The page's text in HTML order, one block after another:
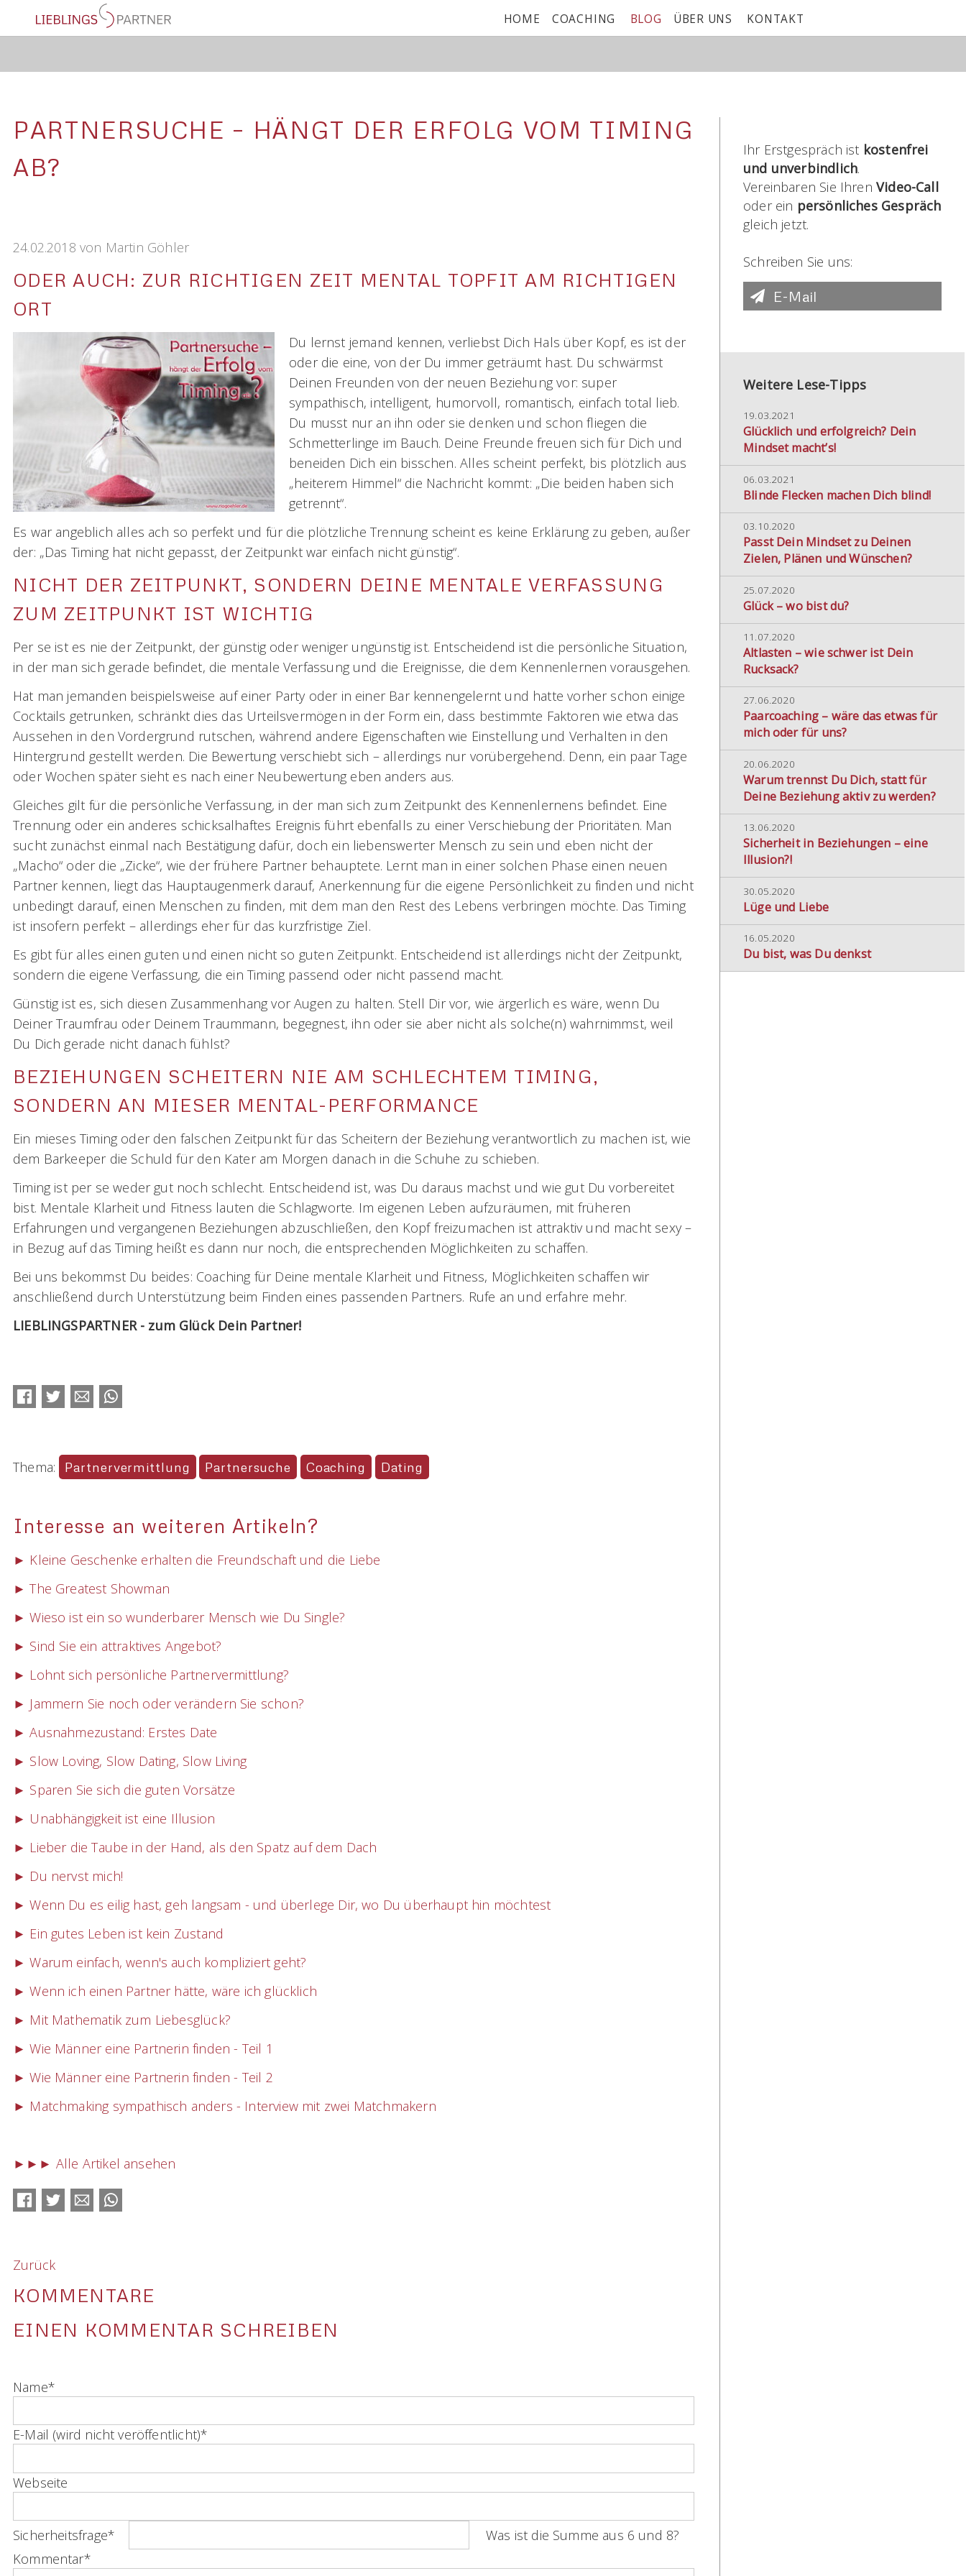
NAVIGATION
ÜBERSPRINGEN
HOME COACHING BLOG ÜBER UNS KONTAKT
PARTNERSUCHE – HÄNGT DER ERFOLG VOM TIMING
AB?
24.02.2018 von Martin Göhler
ODER AUCH: ZUR RICHTIGEN ZEIT MENTAL TOPFIT AM RICHTIGEN
ORT
Du lernst jemand kennen, verliebst Dich Hals über Kopf, es ist der
oder die eine, von der Du immer geträumt hast. Du schwärmst
Deinen Freunden von der neuen Beziehung vor: super
sympathisch, intelligent, humorvoll, romantisch, einfach total lieb.
Du musst nur an ihn oder sie denken und schon fliegen die
Schmetterlinge im Bauch. Deine Freunde freuen sich für Dich und
beneiden Dich ein bisschen. Alles scheint perfekt, bis plötzlich aus
„heiterem Himmel“ die Nachricht kommt: „Die beiden haben sich
getrennt“.
Es war angeblich alles ach so perfekt und für die plötzliche Trennung scheint es keine Erklärung zu geben, außer
der: „Das Timing hat nicht gepasst, der Zeitpunkt war einfach nicht günstig“.
NICHT DER ZEITPUNKT, SONDERN DEINE MENTALE VERFASSUNG
ZUM ZEITPUNKT IST WICHTIG
Per se ist es nie der Zeitpunkt, der günstig oder weniger ungünstig ist. Entscheidend ist die persönliche Situation,
in der man sich gerade befindet, die mentale Verfassung und die Ereignisse, die dem Kennenlernen vorausgehen.
Hat man jemanden beispielsweise auf einer Party oder in einer Bar kennengelernt und hatte vorher schon einige
Cocktails getrunken, schränkt dies das Urteilsvermögen in der Form ein, dass bestimmte Faktoren wie etwa das
Aussehen in den Vordergrund rutschen, während andere Eigenschaften wie Einstellung und Verhalten in den
Hintergrund gestellt werden. Die Bewertung verschiebt sich – allerdings nur vorübergehend. Denn, ein paar Tage
oder Wochen später sieht es nach einer Neubewertung eben anders aus.
Gleiches gilt für die persönliche Verfassung, in der man sich zum Zeitpunkt des Kennenlernens befindet. Eine
Trennung oder ein anderes schicksalhaftes Ereignis führt ebenfalls zu einer Verschiebung der Prioritäten. Man
sucht zunächst einmal nach Bestätigung dafür, doch ein liebenswerter Mensch zu sein und eben nicht der
„Macho“ oder die „Zicke“, wie der frühere Partner behauptete. Lernt man in einer solchen Phase einen neuen
Partner kennen, liegt das Hauptaugenmerk darauf, Anerkennung für die eigene Persönlichkeit zu finden und nicht
unbedingt darauf, einen Menschen zu finden, mit dem man den Rest des Lebens verbringen möchte. Das Timing
ist insofern perfekt – allerdings eher für das kurzfristige Ziel.
Es gibt für alles einen guten und einen nicht so guten Zeitpunkt. Entscheidend ist allerdings nicht der Zeitpunkt,
sondern die eigene Verfassung, die ein Timing passend oder nicht passend macht.
Günstig ist es, sich diesen Zusammenhang vor Augen zu halten. Stell Dir vor, wie ärgerlich es wäre, wenn Du
Deiner Traumfrau oder Deinem Traummann, begegnest, ihn oder sie aber nicht als solche(n) wahrnimmst, weil
Du Dich gerade nicht danach fühlst?
BEZIEHUNGEN SCHEITERN NIE AM SCHLECHTEM TIMING,
SONDERN AN MIESER MENTAL-PERFORMANCE
Ein mieses Timing oder den falschen Zeitpunkt für das Scheitern der Beziehung verantwortlich zu machen ist, wie
dem Barkeeper die Schuld für den Kater am Morgen danach in die Schuhe zu schieben.
Timing ist per se weder gut noch schlecht. Entscheidend ist, was Du daraus machst und wie gut Du vorbereitet
bist. Mentale Klarheit und Fitness lauten die Schlagworte. Im eigenen Leben aufzuräumen, mit früheren
Erfahrungen und vergangenen Beziehungen abzuschließen, den Kopf freizumachen ist attraktiv und macht sexy –
in Bezug auf das Timing heißt es dann nur noch, die entsprechenden Möglichkeiten zu schaffen.
Bei uns bekommst Du beides: Coaching für Deine mentale Klarheit und Fitness, Möglichkeiten schaffen wir
anschließend durch Unterstützung beim Finden eines passenden Partners. Rufe an und erfahre mehr.
LIEBLINGSPARTNER - zum Glück Dein Partner!
FacebookTwitterE-mail
Thema: Partnervermittlung Partnersuche Coaching Dating
Interesse an weiteren Artikeln?
► Kleine Geschenke erhalten die Freundschaft und die Liebe
► The Greatest Showman
► Wieso ist ein so wunderbarer Mensch wie Du Single?
► Sind Sie ein attraktives Angebot?
► Lohnt sich persönliche Partnervermittlung?
► Jammern Sie noch oder verändern Sie schon?
► Ausnahmezustand: Erstes Date
► Slow Loving, Slow Dating, Slow Living
► Sparen Sie sich die guten Vorsätze
► Unabhängigkeit ist eine Illusion
► Lieber die Taube in der Hand, als den Spatz auf dem Dach
► Du nervst mich!
► Wenn Du es eilig hast, geh langsam - und überlege Dir, wo Du überhaupt hin möchtest
► Ein gutes Leben ist kein Zustand
► Warum einfach, wenn's auch kompliziert geht?
► Wenn ich einen Partner hätte, wäre ich glücklich
► Mit Mathematik zum Liebesglück?
► Wie Männer eine Partnerin finden - Teil 1
► Wie Männer eine Partnerin finden - Teil 2
► Matchmaking sympathisch anders - Interview mit zwei Matchmakern
►►► Alle Artikel ansehen
FacebookTwitterE-mail
Zurück
KOMMENTARE
EINEN KOMMENTAR SCHREIBEN
Pflichtfeld
Name*
Pflichtfeld
E-Mail (wird nicht veröffentlicht)*
Webseite
Pflichtfeld
Sicherheitsfrage*
Was ist die Summe aus 6 und 8?
Pflichtfeld
Kommentar*
Ihr Erstgespräch ist kostenfrei
und unverbindlich.
Vereinbaren Sie Ihren Video-Call
oder ein persönliches Gespräch
gleich jetzt.
Schreiben Sie uns:
E-Mail
Weitere Lese-Tipps
19.03.2021
Glücklich und erfolgreich? Dein
Mindset macht’s!
06.03.2021
Blinde Flecken machen Dich blind!
03.10.2020
Passt Dein Mindset zu Deinen
Zielen, Plänen und Wünschen?
25.07.2020
Glück – wo bist du?
11.07.2020
Altlasten – wie schwer ist Dein
Rucksack?
27.06.2020
Paarcoaching – wäre das etwas für
mich oder für uns?
20.06.2020
Warum trennst Du Dich, statt für
Deine Beziehung aktiv zu werden?
13.06.2020
Sicherheit in Beziehungen – eine
Illusion?!
30.05.2020
Lüge und Liebe
16.05.2020
Du bist, was Du denkst